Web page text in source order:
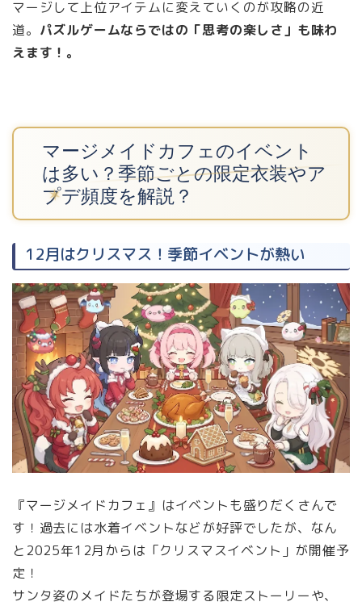
マージして上位アイテムに変えていくのが攻略の近
道。 パズルゲームならではの「思考の楽しさ」も味わ
えます！。
マージメイドカフェのイベント
は多い？季節ごとの限定衣装やア
プデ頻度を解説？
12月はクリスマス！季節イベントが熱い
『マージメイドカフェ』はイベントも盛りだくさんで
す！過去には水着イベントなどが好評でしたが、なん
と2025年12月からは「クリスマスイベント」が開催予
定！
サンタ姿のメイドたちが登場する限定ストーリーや、